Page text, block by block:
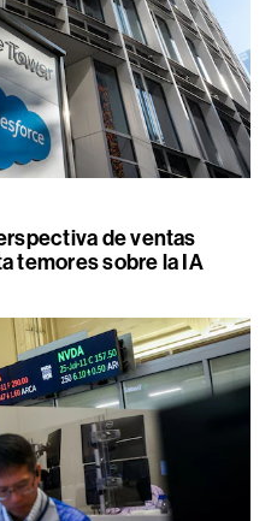
de ventas
temores sobre la IA